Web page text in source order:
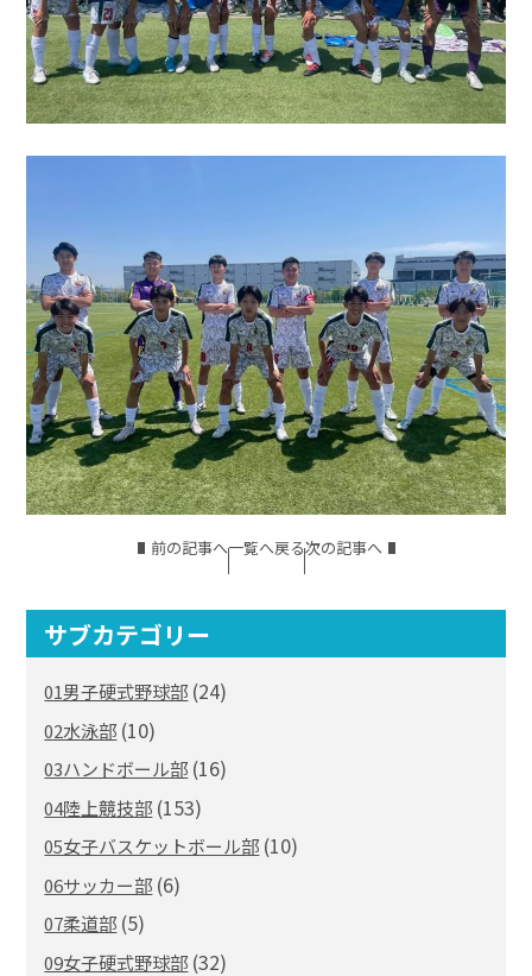
前の記事へ一覧へ戻る次の記事へ
サブカテゴリー
01男子硬式野球部 (24)
02水泳部 (10)
03ハンドボール部 (16)
04陸上競技部 (153)
05女子バスケットボール部 (10)
06サッカー部 (6)
07柔道部 (5)
09女子硬式野球部 (32)